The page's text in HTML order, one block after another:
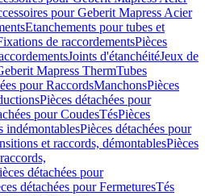
pour Geberit Mapress Acier
Etanchements pour tubes et
de raccordementsPièces
Joints d'étanchéitéJeux de
Mapress ThermTubes
pour RaccordsManchonsPièces
Pièces détachées pour
pour CoudesTésPièces
indémontablesPièces détachées pour
et raccords, démontablesPièces
détachées pour
détachées pour FermeturesTés